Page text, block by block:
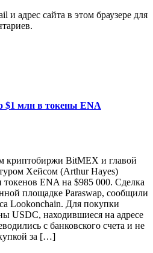
и адрес сайта в этом браузере для
$1 млн в токены ENA
криптобиржи BitMEX и главой
Хейсом (Arthur Hayes)
ENA на $985 000. Сделка
площадке Paraswap, сообщили
Lookonchain. Для покупки
USDC, находившиеся на адресе
с банковского счета и не
за […]